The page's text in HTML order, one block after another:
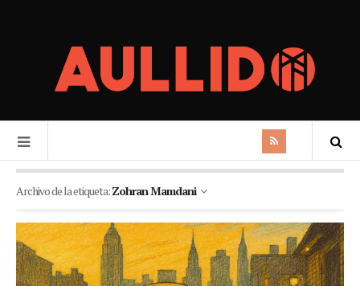
Archivo de la etiqueta:Zohran Mamdani